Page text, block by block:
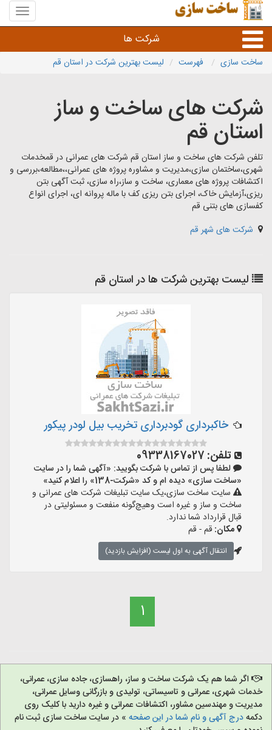
منوی
سایت
سازی
شرکت ها
خدمات عمرانی و شهری
سایر خدمات عمرانی
ساخت سازی فهرست لیست بهترین شرکت در استان قم
شرکت های ساخت و ساز
استان قم
تلفن شرکت های ساخت و ساز استان قم شرکت های عمرانی در قمخدمات
شهری،ساختمان سازی،مدیریت و مشاوره پروژه های عمرانی،،مطالعه،بررسی و
اکتشافات پروژه های معماری، ساخت و ساز،راه سازی، ثبت آگهی بتن
ریزی،آزمایش خاک، اجرای بتن ریزی کف با ماله پروانه ای، اجرای انواع
کفسازی های بتنی قم
شرکت های شهر قم
لیست بهترین شرکت ها در استان قم
خاکبرداری گودبرداری تخریب بیل لودر پیکور
تلفن: 09338167027
لطفا پس از تماس با شرکت بگویید: «آگهی شما را در سایت
«ساخت سازی» دیده ام و کد «شرکت-138» را اعلام کنید»
سایت ساخت سازی،یک سایت تبلیغات شرکت های عمرانی و
ساخت و ساز و غیره است وهیچ‌گونه منفعت و مسئولیتی در
قبال قرارداد شما ندارد.
مکان: قم - قم
انتقال آگهی به اول لیست (افزایش بازدید)
1
اگر شما هم یک شرکت ساخت و ساز، راهسازی، جاده سازی، عمرانی،
خدمات شهری، عمرانی و تاسیساتی، تولیدی و بازرگانی وسایل عمرانی،
مدیریت و مهندسین مشاور، اکتشافات عمرانی و غیره دارید با کلیک روی
دکمهدرج آگهی و نام شما در این صفحه » در سایت ساخت سازی ثبت نام